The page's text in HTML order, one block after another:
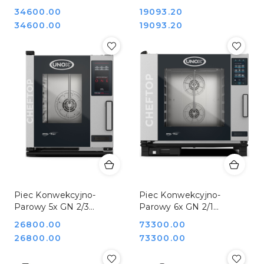
9,2 kW Unox 9000564
Cena:
34600.00
Cena:
34600.00
9000560
Cena:
19093.20
Cena:
19093.20
Piec Konwekcyjno-
Parowy 5x GN 2/3
Compactone 5,2 kW
Unox 9000561
Cena:
26800.00
Cena:
26800.00
Piec Konwekcyjno-
Parowy 6x GN 2/1
20,5 kW Unox 9010665
Cena:
73300.00
Cena:
73300.00